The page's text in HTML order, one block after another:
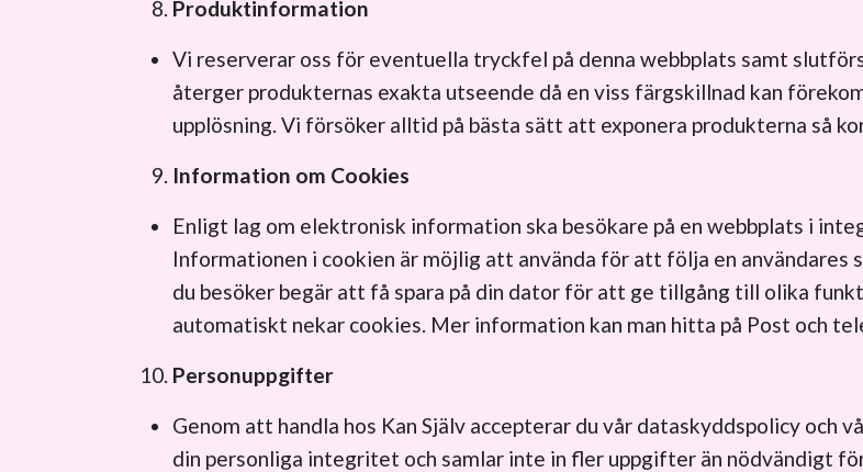
Produktinformation
Vi reserverar oss för eventuella tryckfel på denna webbplats samt
återger produkternas exakta utseende då en viss färgskillnad kan
upplösning. Vi försöker alltid på bästa sätt att exponera produkterna så
Information om Cookies
Enligt lag om elektronisk information ska besökare på en webbplats i
Informationen i cookien är möjlig att använda för att följa en
du besöker begär att få spara på din dator för att ge tillgång till olika
automatiskt nekar cookies. Mer information kan man hitta på Post och
Personuppgifter
Genom att handla hos Kan Själv accepterar du vår dataskyddspolicy och
din personliga integritet och samlar inte in fler uppgifter än nödvändigt